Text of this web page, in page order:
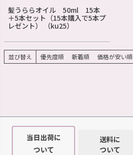
髪うららオイル 50ml 15本
＋5本セット（15本購入で5本プ
レゼント） （ku25）
並び替え 優先度順 新着順 価格が安い順
当日出荷に
ついて
送料に
ついて